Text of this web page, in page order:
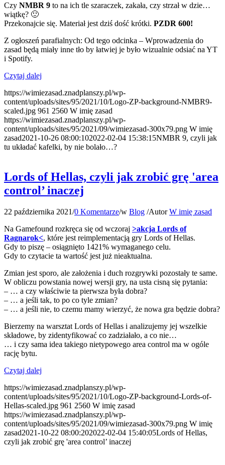
Czy NMBR 9 to na ich tle szaraczek, zakała, czy strzał w dzie…
wiątkę? 🙂
Przekonajcie się. Materiał jest dziś dość krótki. PZDR 600!
Z ogłoszeń parafialnych: Od tego odcinka – Wprowadzenia do
zasad będą miały inne tło by łatwiej je było wizualnie odsiać na YT
i Spotify.
Czytaj dalej
https://wimiezasad.znadplanszy.pl/wp-
content/uploads/sites/95/2021/10/Logo-ZP-background-NMBR9-
scaled.jpg 961 2560 W imię zasad
https://wimiezasad.znadplanszy.pl/wp-
content/uploads/sites/95/2021/09/wimiezasad-300x79.png W imię
zasad2021-10-26 08:00:102022-02-04 15:38:15NMBR 9, czyli jak
tu układać kafelki, by nie bolało…?
Lords of Hellas, czyli jak zrobić grę 'area
control’ inaczej
22 października 2021/0 Komentarze/w Blog /AutorW imię zasad
Na Gamefound rozkręca się od wczoraj >akcja Lords of
Ragnarok<, które jest reimplementacją gry Lords of Hellas.
Gdy to piszę – osiągnięto 1421% wymaganego celu.
Gdy to czytacie ta wartość jest już nieaktualna.
Zmian jest sporo, ale założenia i duch rozgrywki pozostały te same.
W obliczu powstania nowej wersji gry, na usta cisną się pytania:
– … a czy właściwie ta pierwsza była dobra?
– … a jeśli tak, to po co tyle zmian?
– … a jeśli nie, to czemu mamy wierzyć, że nowa gra będzie dobra?
Bierzemy na warsztat Lords of Hellas i analizujemy jej wszelkie
składowe, by zidentyfikować co zadziałało, a co nie…
… i czy sama idea takiego nietypowego area control ma w ogóle
rację bytu.
Czytaj dalej
https://wimiezasad.znadplanszy.pl/wp-
content/uploads/sites/95/2021/10/Logo-ZP-background-Lords-of-
Hellas-scaled.jpg 961 2560 W imię zasad
https://wimiezasad.znadplanszy.pl/wp-
content/uploads/sites/95/2021/09/wimiezasad-300x79.png W imię
zasad2021-10-22 08:00:202022-02-04 15:40:05Lords of Hellas,
czyli jak zrobić grę 'area control’ inaczej